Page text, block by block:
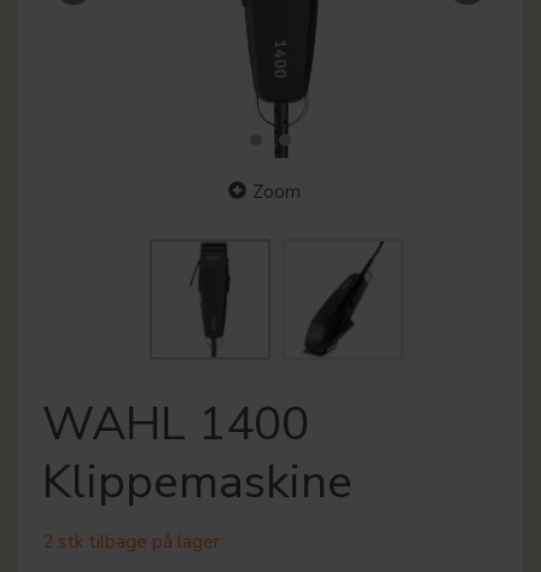
Zoom
WAHL 1400
Klippemaskine
2 stk tilbage på lager